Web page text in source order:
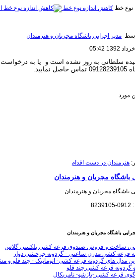
نوع خط کاهش اندازه نوع خط
مدیر اجرایی باشگاه مجریان و هنرمندان
سلطانی به روز نشده است و یا به
مورد
هنرمندان در دست اقدام
باشگاه مجریان و هنرمندان
باشگاه مجریان و هنرمندان
ساخت و فروش صندوق قرعه کشی پلکسی گلاس
قرعه کشی مدرن ساعتی - گردونه چرخشی دوار
مدل های گردونه قرعه کشی- اتوماتیک - چند قلو و
گردونه قرعه کشی چند قلو
گوی قرعه کشی -بازشو- نامریکال